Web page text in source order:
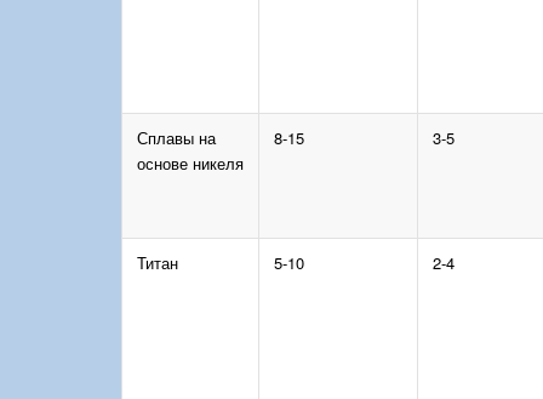
Сплавы на
основе никеля
8-15 3-5
Титан 5-10 2-4